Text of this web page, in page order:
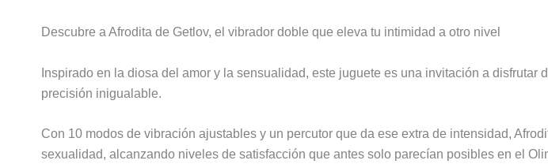
Descubre a Afrodita de Getlov, el vibrador doble que eleva tu intimidad a otro nivel
Inspirado en la diosa del amor y la sensualidad, este juguete es una invitación a
precisión inigualable.
Con 10 modos de vibración ajustables y un percutor que da ese extra de intensidad,
sexualidad, alcanzando niveles de satisfacción que antes solo parecían posibles en el